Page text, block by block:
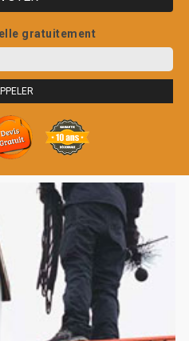
gratuitement